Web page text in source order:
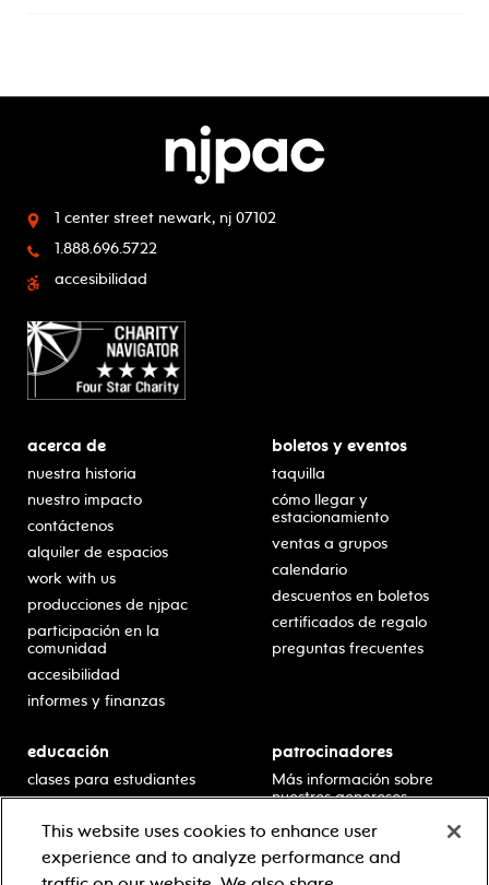
1 center street newark, nj 07102
1.888.696.5722
accesibilidad
acerca de
nuestra historia
nuestro impacto
contáctenos
alquiler de espacios
work with us
producciones de njpac
participación en la
comunidad
accesibilidad
informes y finanzas
boletos y eventos
taquilla
cómo llegar y
estacionamiento
ventas a grupos
calendario
descuentos en boletos
certificados de regalo
preguntas frecuentes
educación
clases para estudiantes
escolar
residencias en escuelas
desarrollo profesional
patrocinadores
Más información sobre
nuestros generosos
This website uses cookies to enhance user
experience and to analyze performance and